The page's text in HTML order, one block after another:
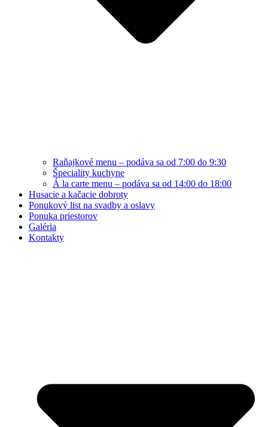
Raňajkové menu – podáva sa od 7:00 do 9:30
Špeciality kuchyne
Á la carte menu – podáva sa od 14:00 do 18:00
Husacie a kačacie dobroty
Ponukový list na svadby a oslavy
Ponuka priestorov
Galéria
Kontakty